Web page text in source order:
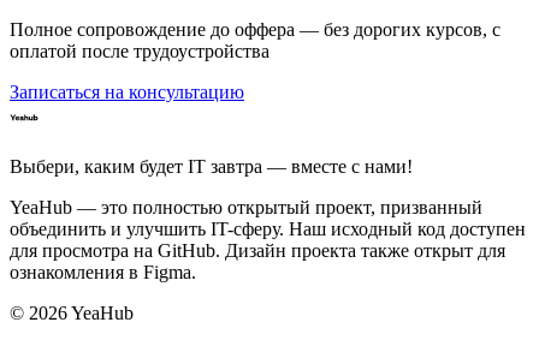
Полное сопровождение до оффера — без дорогих курсов, с
оплатой после трудоустройства
Записаться на консультацию
Выбери, каким будет IT завтра — вместе c нами!
YeaHub — это полностью открытый проект, призванный
объединить и улучшить IT-сферу. Наш исходный код доступен
для просмотра на GitHub. Дизайн проекта также открыт для
ознакомления в Figma.
© 2026YeaHub